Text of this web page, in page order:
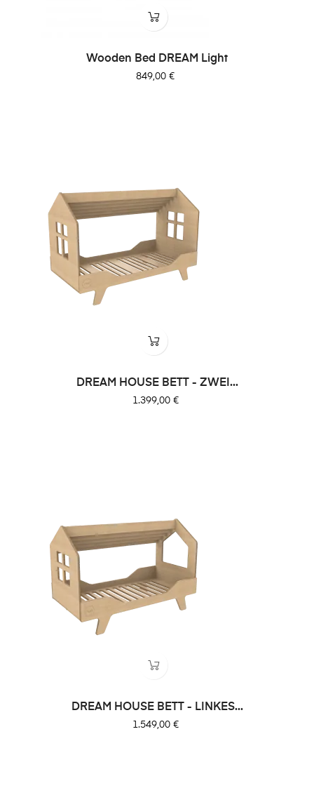
Wooden Bed DREAM Light
Preis
849,00 €
DREAM HOUSE BETT - ZWEI...
Preis
1.399,00 €
DREAM HOUSE BETT - LINKES...
Preis
1.549,00 €